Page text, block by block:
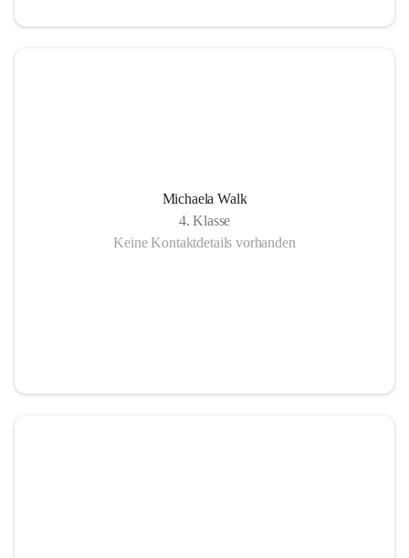
Michaela Walk
4. Klasse
Keine Kontaktdetails vorhanden